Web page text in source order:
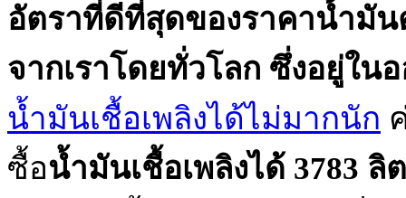
อัตราที่ดีที่สุดของราคาน้ำมั
จากเราโดยทั่วโลก ซึ่งอยู่ใน
น้ำมันเชื้อเพลิงได้ไม่มากนัก
ซื้อน้ำมันเชื้อเพลิงได้ 3783 ลิ